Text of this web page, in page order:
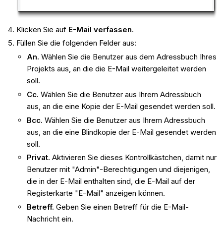
Klicken Sie auf E-Mail verfassen.
Füllen Sie die folgenden Felder aus:
An. Wählen Sie die Benutzer aus dem Adressbuch Ihres
Projekts aus, an die die E-Mail weitergeleitet werden
soll.
Cc. Wählen Sie die Benutzer aus Ihrem Adressbuch
aus, an die eine Kopie der E-Mail gesendet werden soll.
Bcc. Wählen Sie die Benutzer aus Ihrem Adressbuch
aus, an die eine Blindkopie der E-Mail gesendet werden
soll.
Privat. Aktivieren Sie dieses Kontrollkästchen, damit nur
Benutzer mit "Admin"-Berechtigungen und diejenigen,
die in der E-Mail enthalten sind, die E-Mail auf der
Registerkarte "E-Mail" anzeigen können.
Betreff. Geben Sie einen Betreff für die E-Mail-
Nachricht ein.